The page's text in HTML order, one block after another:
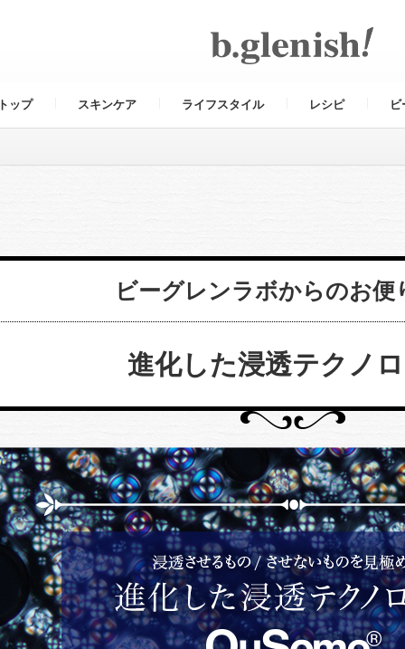
トップ スキンケア ライフスタイル レシピ ビ
ビーグレンラボからのお便
進化した浸透テクノ